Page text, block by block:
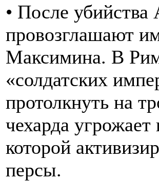
• После убийства
провозглашают
Максимина. В
«солдатских
протолкнуть на
чехарда
которой
персы.